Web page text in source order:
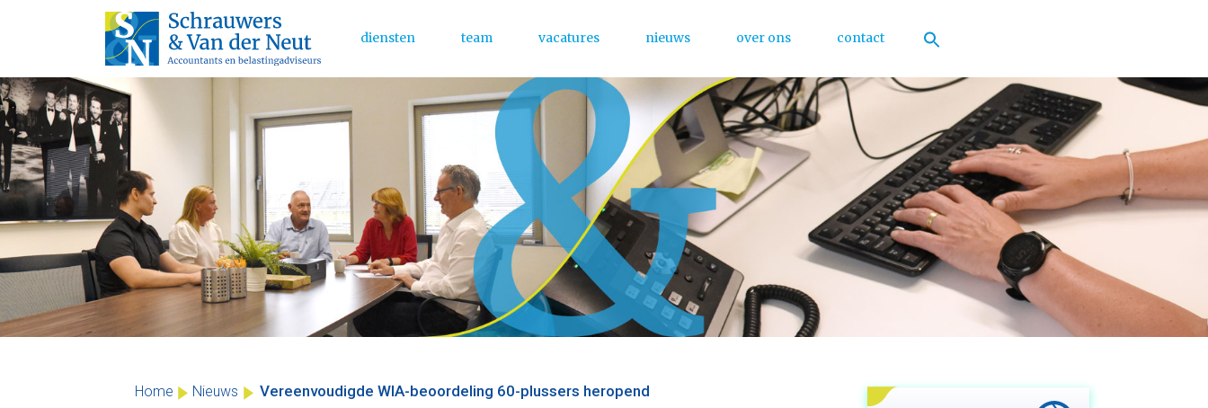
Skip
to
content
Main Menu
diensten team vacatures nieuws over ons contact
Home Nieuws Vereenvoudigde WIA-beoordeling 60-plussers heropend